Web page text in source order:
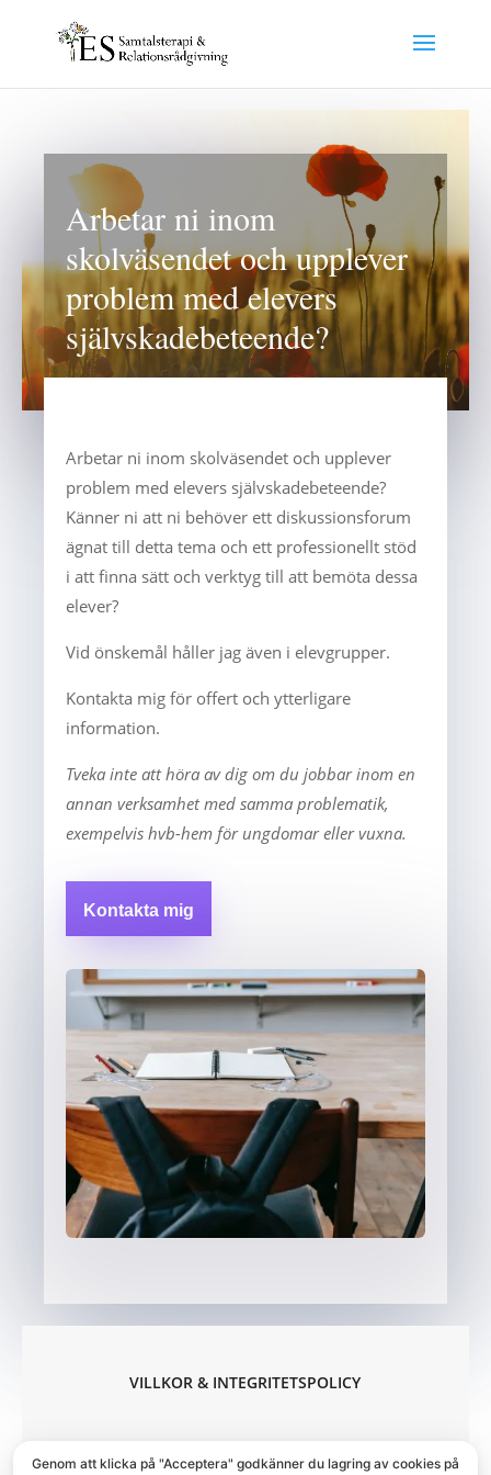
Arbetar ni inom
skolväsendet och upplever
problem med elevers
självskadebeteende?
Arbetar ni inom skolväsendet och upplever
problem med elevers självskadebeteende?
Känner ni att ni behöver ett diskussionsforum
ägnat till detta tema och ett professionellt stöd
i att finna sätt och verktyg till att bemöta dessa
elever?
Vid önskemål håller jag även i elevgrupper.
Kontakta mig för offert och ytterligare
information.
Tveka inte att höra av dig om du jobbar inom en
annan verksamhet med samma problematik,
exempelvis hvb-hem för ungdomar eller vuxna.
Kontakta mig
VILLKOR & INTEGRITETSPOLICY
© COPYRIGHT, ES-SAMTALSTERAPI
Genom att klicka på "Acceptera" godkänner du lagring av cookies på